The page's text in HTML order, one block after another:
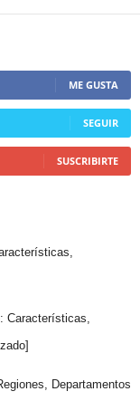
ME GUSTA
SEGUIR
SUSCRIBIRTE
Características,
Departamentos